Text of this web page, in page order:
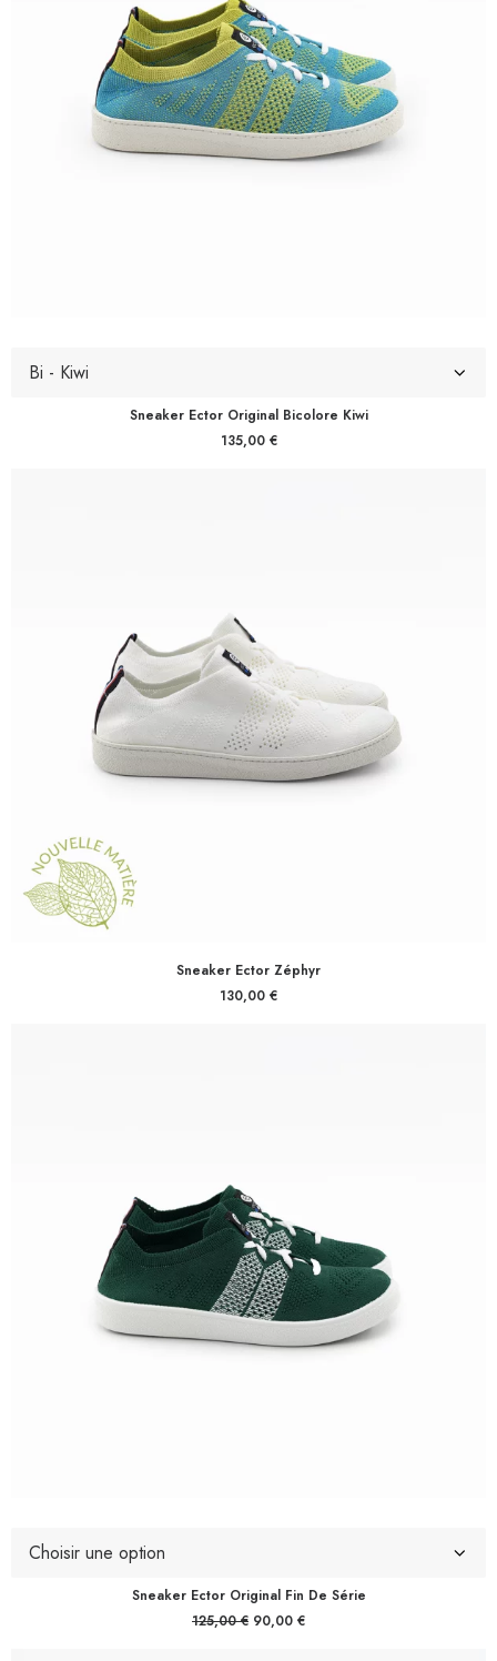
Sneaker Ector Original Bicolore Kiwi
135,00 €
Sneaker Ector Zéphyr
130,00 €
Sneaker Ector Original Fin De Série
125,00€ Le
90,00 €Le